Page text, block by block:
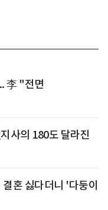
李 "전면
사의 180도 달라진
혼 싫다더니 '다둥이